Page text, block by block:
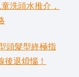
洗頭水推介，
頭髮型終極指
退煩惱！